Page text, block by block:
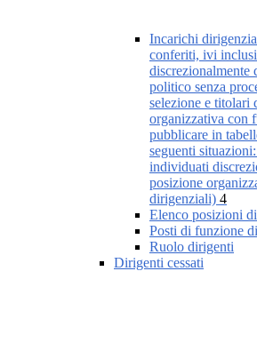
Incarichi
conferiti, ivi
politico senza
selezione e titolari
organizzativa con
pubblicare in
seguenti
individuati
posizione
dirigenziali) 4
Elenco posizioni
Posti di funzione
Ruolo dirigenti
Dirigenti cessati